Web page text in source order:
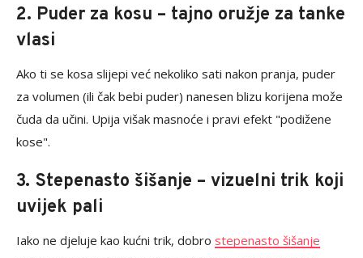
2. Puder za kosu – tajno oružje za tanke
vlasi
Ako ti se kosa slijepi već nekoliko sati nakon pranja, puder
za volumen (ili čak bebi puder) nanesen blizu korijena može
čuda da učini. Upija višak masnoće i pravi efekt "podižene
kose".
3. Stepenasto šišanje – vizuelni trik koji
uvijek pali
Iako ne djeluje kao kućni trik, dobro stepenasto šišanje